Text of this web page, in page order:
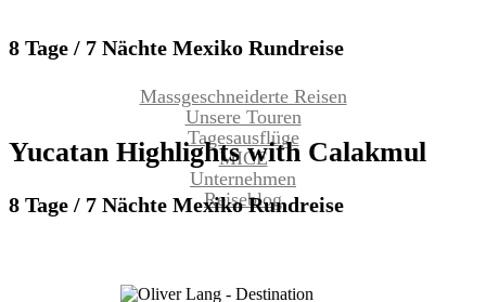
8 Tage / 7 Nächte Mexiko Rundreise
Massgeschneiderte Reisen
Unsere Touren
Tagesausflüge
MICE
Unternehmen
Reiseblog
Yucatan Highlights with Calakmul
8 Tage / 7 Nächte Mexiko Rundreise